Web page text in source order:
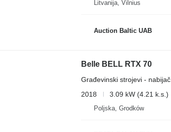
Litvanija, Vilnius
Auction Baltic UAB
Belle BELL RTX 70
Građevinski strojevi - nabijač
2018
3.09 kW (4.21 k.s.)
Poljska, Grodków